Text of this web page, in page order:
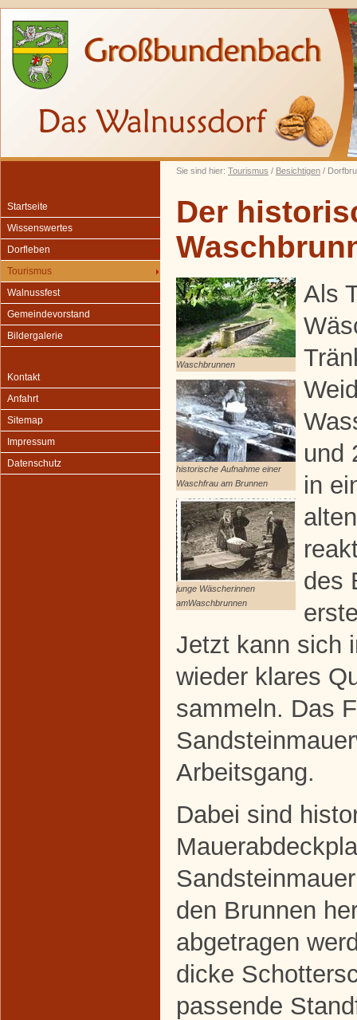
Sie sind hier: Tourismus / Besichtigen /
Startseite
Wissenswertes
Dorfleben
Tourismus
Walnussfest
Gemeindevorstand
Bildergalerie
Kontakt
Anfahrt
Sitemap
Impressum
Datenschutz
Der
Waschbrunnen
historische Aufnahme einer
Waschfrau am Brunnen
junge Wäscherinnen
amWaschbrunnen
Als
und
in
des
Jetzt kann sich
wieder klares
sammeln. Das
Arbeitsgang.
Dabei sind
den Brunnen
abgetragen
dicke
passende